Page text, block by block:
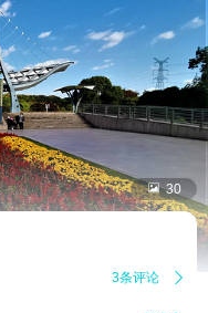
 30
3条评论 